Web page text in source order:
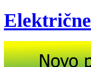
Električne